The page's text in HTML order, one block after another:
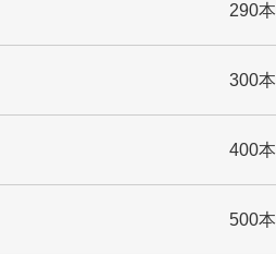
290本
300本
400本
500本